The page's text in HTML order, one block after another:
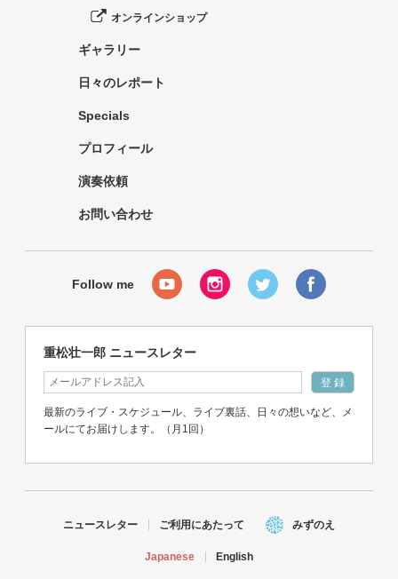
オンラインショップ
ギャラリー
日々のレポート
Specials
プロフィール
演奏依頼
お問い合わせ
重松壮一郎 ニュースレター
最新のライブ・スケジュール、ライブ裏話、日々の想いなど、メ
ールにてお届けします。（月1回）
ニュースレター ご利用にあたって みずのえ
Japanese English